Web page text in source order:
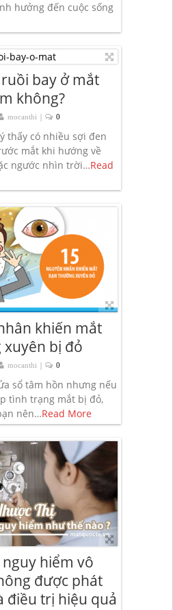
hưởng đến cuộc sống
bay ở mắt
không?
mocanthi | 0
thấy có nhiều sợi đen
mắt khi hướng về
ngước nhìn trời…Read
khiến mắt
bị đỏ
mocanthi | 0
sổ tâm hồn nhưng nếu
tình trạng mắt bị đỏ,
nên…Read More
hiểm vô
được phát
điều trị hiệu quả